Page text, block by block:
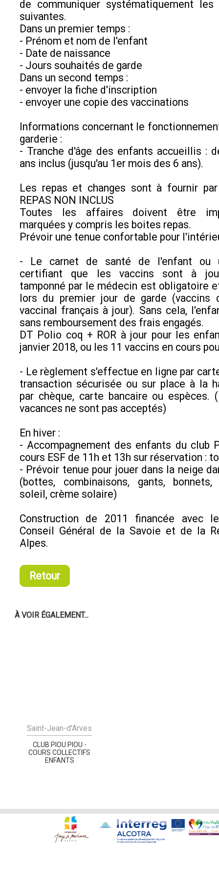
de communiquer systématiquement les
suivantes.
Dans un premier temps :
- Prénom et nom de l'enfant
- Date de naissance
- Jours souhaités de garde
Dans un second temps :
- envoyer la fiche d'inscription
- envoyer une copie des vaccinations
Informations concernant le
garderie :
- Tranche d'âge des enfants accueillis :
ans inclus (jusqu'au 1er mois des 6 ans).
Les repas et changes sont à fournir
REPAS NON INCLUS
Toutes les affaires doivent être
marquées y compris les boites repas.
Prévoir une tenue confortable pour
- Le carnet de santé de l'enfant ou
certifiant que les vaccins sont à
tamponné par le médecin est obligatoire
lors du premier jour de garde (vaccins
vaccinal français à jour). Sans cela,
sans remboursement des frais engagés.
DT Polio coq + ROR à jour pour les
janvier 2018, ou les 11 vaccins en cours
- Le règlement s'effectue en ligne par
transaction sécurisée ou sur place à la
par chèque, carte bancaire ou espèces.
vacances ne sont pas acceptés)
En hiver :
- Accompagnement des enfants du club
cours ESF de 11h et 13h sur réservation :
- Prévoir tenue pour jouer dans la neige
(bottes, combinaisons, gants,
soleil, crème solaire)
Construction de 2011 financée avec
Conseil Général de la Savoie et de la
Alpes.
Retour
À VOIR ÉGALEMENT...
Saint-Jean-d'Arves
CLUB PIOU PIOU -
COURS COLLECTIFS
ENFANTS